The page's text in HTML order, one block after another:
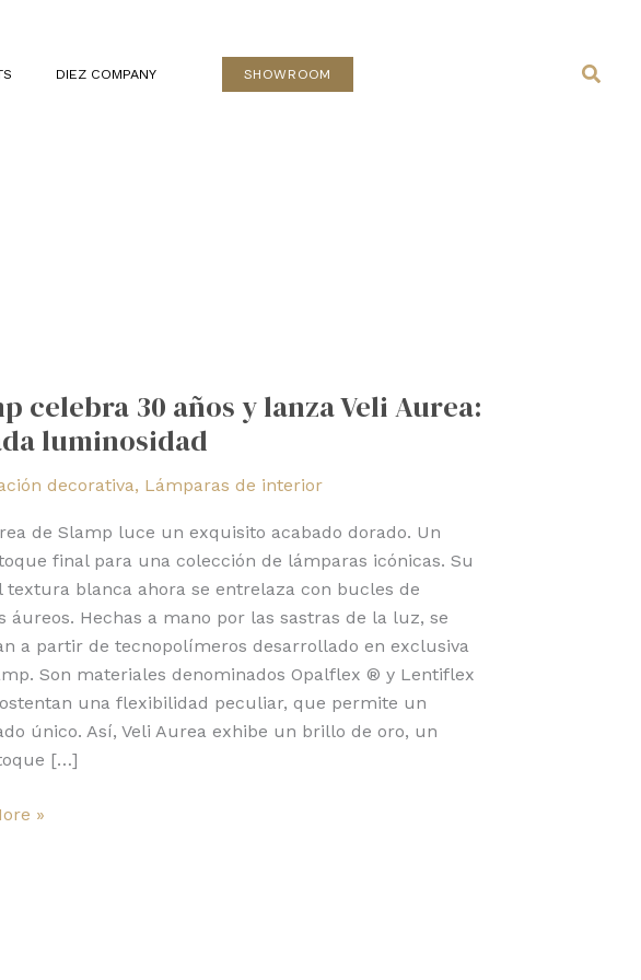
DIEZ COMPANY SHOWROOM
celebra 30 años y lanza Veli Aurea:
luminosidad
decorativa, Lámparas de interior
de Slamp luce un exquisito acabado dorado. Un
final para una colección de lámparas icónicas. Su
textura blanca ahora se entrelaza con bucles de
áureos. Hechas a mano por las sastras de la luz, se
a partir de tecnopolímeros desarrollado en exclusiva
Son materiales denominados Opalflex ® y Lentiflex
una flexibilidad peculiar, que permite un
único. Así, Veli Aurea exhibe un brillo de oro, un
[…]
»